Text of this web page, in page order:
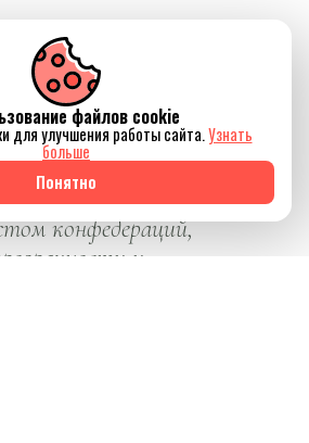
или
года
систему
футболом
конфедераций,
и
файлов cookie
для улучшения работы сайта.Узнать
больше
Понятно